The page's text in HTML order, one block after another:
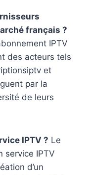
français ?
IPTV
des acteurs tels
et
par la
de leurs
IPTV ? Le
service IPTV
d’un